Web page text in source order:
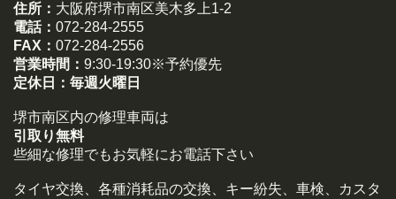
住所： 大阪府堺市南区美木多上1-2
電話： 072-284-2555
FAX： 072-284-2556
営業時間： 9:30-19:30※予約優先
定休日： 毎週火曜日
堺市南区内の修理車両は
引取り無料
些細な修理でもお気軽にお電話下さい
タイヤ交換、各種消耗品の交換、キー紛失、車検、カスタ